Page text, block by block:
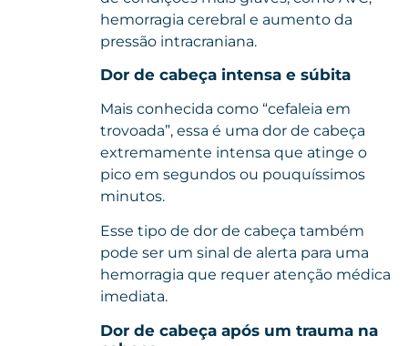
hemorragia cerebral e aumento da
pressão intracraniana.
Dor de cabeça intensa e súbita
Mais conhecida como “cefaleia em
trovoada”, essa é uma dor de cabeça
extremamente intensa que atinge o
pico em segundos ou pouquíssimos
minutos.
Esse tipo de dor de cabeça também
pode ser um sinal de alerta para uma
hemorragia que requer atenção médica
imediata.
Dor de cabeça após um trauma na